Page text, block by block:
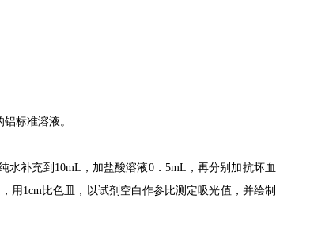
铝标准溶液。
水补充到 10mL ，加盐酸溶液0． 5mL ，再分别加抗坏血
用1cm比色皿，以试剂空白作参比测定吸光值，并绘制